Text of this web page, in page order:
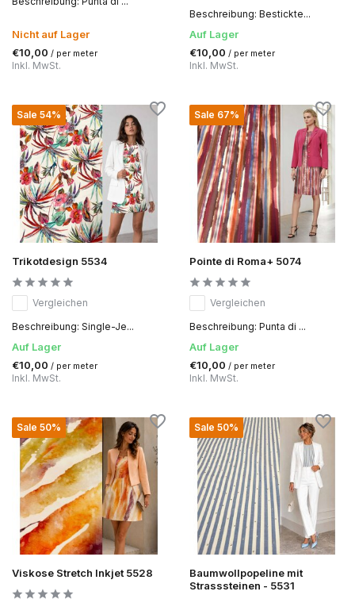
Nicht auf Lager
€10,00 / per meter
Inkl. MwSt.
Beschreibung: Bestickte...
Auf Lager
€10,00 / per meter
Inkl. MwSt.
Sale 54%
Trikotdesign 5534
Vergleichen
Beschreibung: Single-Je...
Auf Lager
€10,00 / per meter
Inkl. MwSt.
Sale 67%
Pointe di Roma+ 5074
Vergleichen
Beschreibung: Punta di ...
Auf Lager
€10,00 / per meter
Inkl. MwSt.
Sale 50%
Viskose Stretch Inkjet 5528
Sale 50%
Baumwollpopeline mit
Strasssteinen - 5531